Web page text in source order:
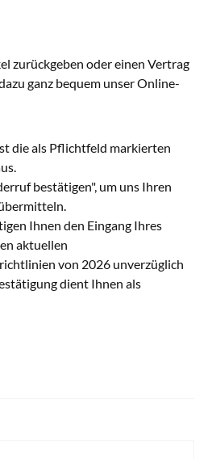
zurückgeben oder einen Vertrag
ganz bequem unser Online-
die als Pflichtfeld markierten
bestätigen", um uns Ihren
Ihnen den Eingang Ihres
aktuellen
von 2026 unverzüglich
dient Ihnen als